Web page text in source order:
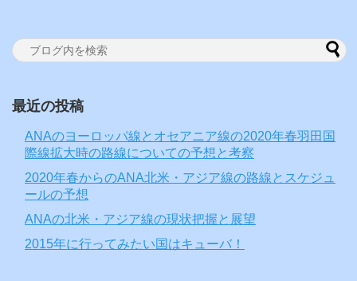
最近の投稿
ANAのヨーロッパ線とオセアニア線の2020年春羽田国
際線拡大時の路線についての予想と考察
2020年春からのANA北米・アジア線の路線とスケジュ
ールの予想
ANAの北米・アジア線の現状把握と展望
2015年に行ってみたい国はキューバ！